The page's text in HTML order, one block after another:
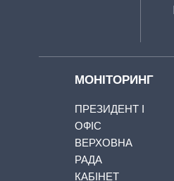
МОНІТОРИНГ
ПРЕЗИДЕНТ І
ОФІС
ВЕРХОВНА
РАДА
КАБІНЕТ